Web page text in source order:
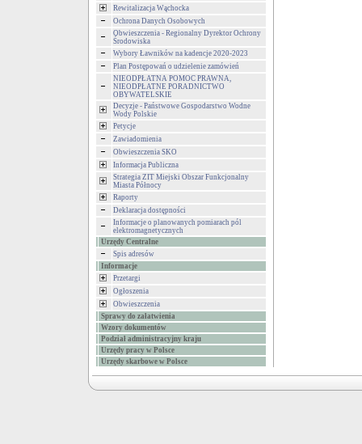
Rewitalizacja Wąchocka
Ochrona Danych Osobowych
Obwieszczenia - Regionalny Dyrektor Ochrony
Środowiska
Wybory Ławników na kadencje 2020-2023
Plan Postępowań o udzielenie zamówień
NIEODPŁATNA POMOC PRAWNA,
NIEODPŁATNE PORADNICTWO
OBYWATELSKIE
Decyzje - Państwowe Gospodarstwo Wodne
Wody Polskie
Petycje
Zawiadomienia
Obwieszczenia SKO
Informacja Publiczna
Strategia ZIT Miejski Obszar Funkcjonalny
Miasta Północy
Raporty
Deklaracja dostępności
Informacje o planowanych pomiarach pól
elektromagnetycznych
Urzędy Centralne
Spis adresów
Informacje
Przetargi
Ogłoszenia
Obwieszczenia
Sprawy do załatwienia
Wzory dokumentów
Podział administracyjny kraju
Urzędy pracy w Polsce
Urzędy skarbowe w Polsce